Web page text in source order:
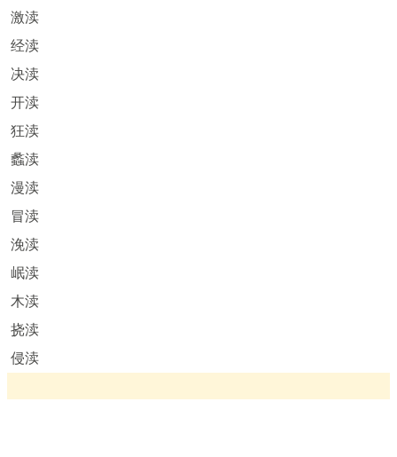
激渎
经渎
决渎
开渎
狂渎
蠡渎
漫渎
冒渎
浼渎
岷渎
木渎
挠渎
侵渎